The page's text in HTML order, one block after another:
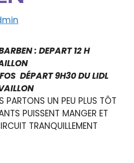
: DEPART 12 H
DÉPART 9H30 DU LIDL
UN PEU PLUS TÔT
PUISSENT MANGER ET
TRANQUILLEMENT